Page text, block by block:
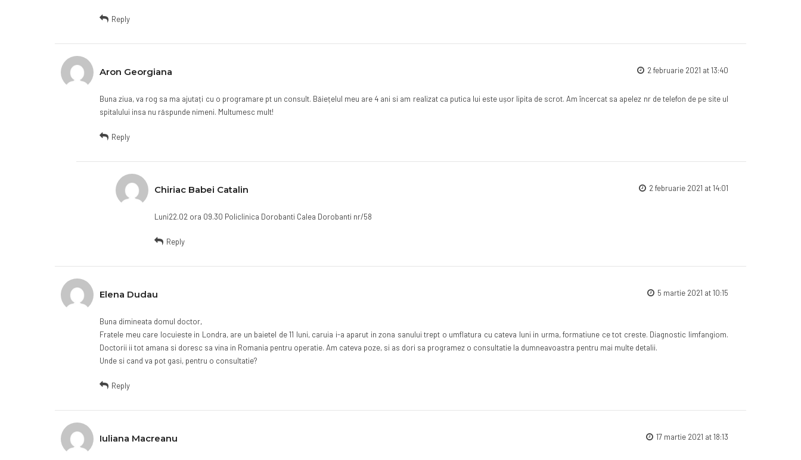
Reply
Aron Georgiana 2 februarie 2021 at 13:40
Buna ziua, va rog sa ma ajutați cu o programare pt un consult. Băiețelul meu are 4 ani si am realizat ca putica lui este ușor lipita de scrot. Am încercat sa apelez nr de telefon de pe site ul
spitalului insa nu răspunde nimeni. Multumesc mult!
Reply
Chiriac Babei Catalin 2 februarie 2021 at 14:01
Luni22.02 ora 09.30 Policlinica Dorobanti Calea Dorobanti nr/58
Reply
Elena Dudau 5 martie 2021 at 10:15
Buna dimineata domul doctor,
Fratele meu care locuieste in Londra, are un baietel de 11 luni, caruia i-a aparut in zona sanului trept o umflatura cu cateva luni in urma, formatiune ce tot creste. Diagnostic limfangiom.
Doctorii ii tot amana si doresc sa vina in Romania pentru operatie. Am cateva poze, si as dori sa programez o consultatie la dumneavoastra pentru mai multe detalii.
Unde si cand va pot gasi, pentru o consultatie?
Reply
Iuliana Macreanu 17 martie 2021 at 18:13